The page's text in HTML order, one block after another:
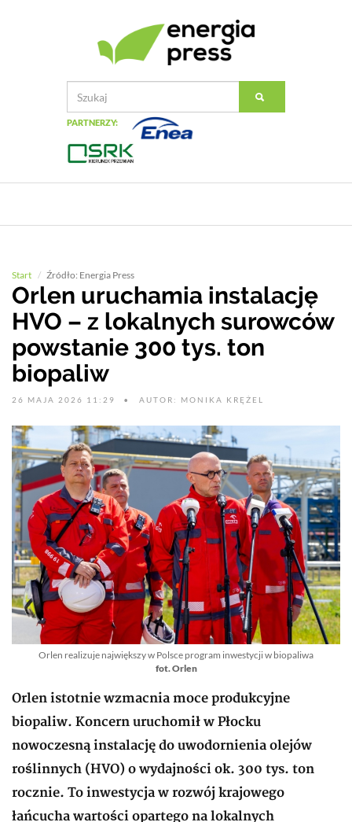
PARTNERZY:
Start Źródło: Energia Press
Orlen uruchamia instalację
HVO – z lokalnych surowców
powstanie 300 tys. ton
biopaliw
26 MAJA 2026 11:29 AUTOR: MONIKA KRĘŻEL
Orlen realizuje największy w Polsce program inwestycji w biopaliwa
fot. Orlen
Orlen istotnie wzmacnia moce produkcyjne
biopaliw. Koncern uruchomił w Płocku
nowoczesną instalację do uwodornienia olejów
roślinnych (HVO) o wydajności ok. 300 tys. ton
rocznie. To inwestycja w rozwój krajowego
łańcucha wartości opartego na lokalnych